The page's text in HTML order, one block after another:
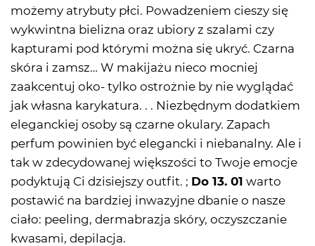
możemy atrybuty płci. Powadzeniem cieszy się
wykwintna bielizna oraz ubiory z szalami czy
kapturami pod którymi można się ukryć. Czarna
skóra i zamsz… W makijażu nieco mocniej
zaakcentuj oko- tylko ostrożnie by nie wyglądać
jak własna karykatura. . . Niezbędnym dodatkiem
eleganckiej osoby są czarne okulary. Zapach
perfum powinien być elegancki i niebanalny. Ale i
tak w zdecydowanej większości to Twoje emocje
podyktują Ci dzisiejszy outfit. ; Do 13. 01 warto
postawić na bardziej inwazyjne dbanie o nasze
ciało: peeling, dermabrazja skóry, oczyszczanie
kwasami, depilacja.